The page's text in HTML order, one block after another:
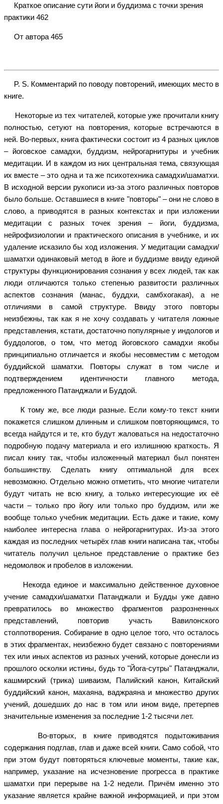
Краткое описание сути йоги и буддизма с точки зрения
практики 462
От автора 465
P. S. Комментарий по поводу повторений, имеющих место в
книге.
Некоторые из тех читателей, которые уже прочитали книгу
полностью, сетуют на повторения, которые встречаются в
ней. Во-первых, книга фактически состоит из 4 разных циклов
– йоговское самадхи, буддизм, нейрогарнитуры и учебник
медитации. И в каждом из них центральная тема, связующая
их вместе – это одна и та же психотехника самадхи/шаматхи.
В исходной версии рукописи из-за этого различных повторов
было больше. Оставшиеся в книге "повторы" – они не слово в
слово, а приводятся в разных контекстах и при изложении
медитации с разных точек зрения – йоги, буддизма,
нейрофизиологии и практического описания в учебнике, и их
удаление исказило бы ход изложения. У медитации самадхи/
шаматхи одинаковый метод в йоге и буддизме ввиду единой
структуры функционирования сознания у всех людей, так как
люди отличаются только степенью развитости различных
аспектов сознания (манас, буддхи, самбхогакая), а не
отличиями в самой структуре. Ввиду этого повторы
неизбежны, так как я не хочу создавать у читателя ложные
представления, кстати, достаточно популярные у индологов и
буддологов, о том, что метод йоговского самадхи якобы
принципиально отличается и якобы несовместим с методом
буддийской шаматхи. Повторы служат в том числе и
подтверждением идентичности главного метода,
предложенного Патанджали и Буддой.
К тому же, все люди разные. Если кому-то текст книги
покажется слишком длинным и слишком повторяющимся, то
всегда найдутся и те, кто будут жаловаться на недостаточно
подробную подачу материала и его излишнюю краткость. Я
писал книгу так, чтобы изложенный материал был понятен
большинству. Сделать книгу оптимальной для всех
невозможно. Отдельно можно отметить, что многие читатели
будут читать не всю книгу, а только интересующие их её
части – только про йогу или только про буддизм, или же
вообще только учебник медитации. Есть даже и такие, кому
наиболее интересна глава о нейрогарнитурах. Из-за этого
каждая из последних четырёх глав книги написана так, чтобы
читатель получил цельное представление о практике без
недомолвок и пробелов в изложении.
Некогда единое и максимально действенное духовное
учение самадхи/шаматхи Патанджали и Будды уже давно
превратилось во множество фрагментов разрозненных
представлений, повторив участь Вавилонского
столпотворения. Собирание в одно целое того, что осталось
в этих фрагментах, неизбежно будет связано с повторениями
тех или иных аспектов из разных учений, которые донесли из
прошлого осколки истины, будь то "Йога-сутры" Патанджали,
кашмирский (трика) шиваизм, Палийский канон, Китайский
буддийский канон, махаяна, ваджраяна и множество других
учений, дошедших до нас в том или ином виде, претерпев
значительные изменения за последние 1-2 тысячи лет.
Во-вторых, в книге приводятся подытоживания
содержания подглав, глав и даже всей книги. Само собой, что
при этом будут повторяться ключевые моменты, такие как,
например, указание на исчезновение прогресса в практике
шаматхи при перерыве на 1-2 недели. Причём именно это
указание является крайне важной информацией, и при этом